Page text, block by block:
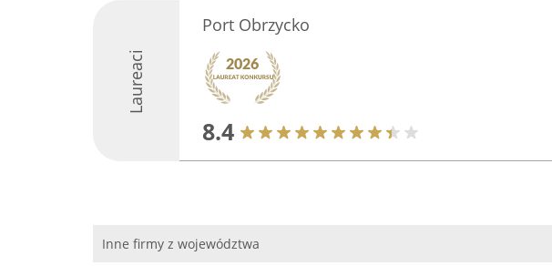
Laureaci
Port Obrzycko
8.4
Inne firmy z województwa